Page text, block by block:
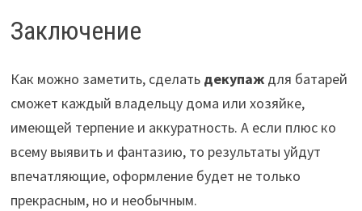
Заключение
Как можно заметить, сделать декупаждля батарей
сможет каждый владельцу дома или хозяйке,
имеющей терпение и аккуратность. А если плюс ко
всему выявить и фантазию, то результаты уйдут
впечатляющие, оформление будет не только
прекрасным, но и необычным.